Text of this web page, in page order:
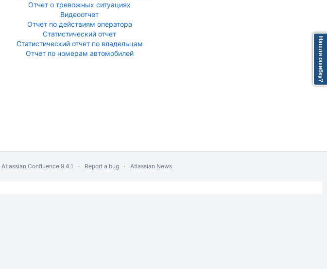
Отчет о тревожных ситуациях
Видеоотчет
Отчет по действиям оператора
Статистический отчет
Статистический отчет по владельцам
Отчет по номерам автомобилей
Atlassian Confluence 9.4.1 Report a bug Atlassian News
Нашли ошибку?